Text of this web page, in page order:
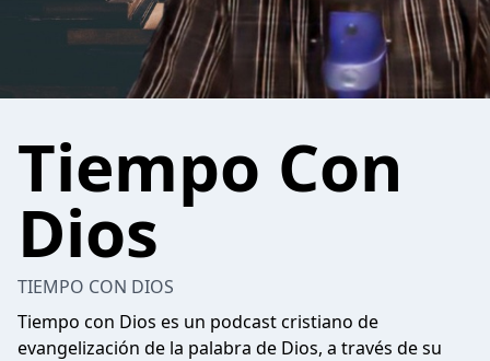
Tiempo Con
Dios
TIEMPO CON DIOS
Tiempo con Dios es un podcast cristiano de
evangelización de la palabra de Dios, a través de su